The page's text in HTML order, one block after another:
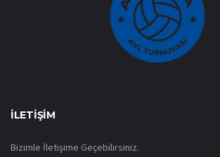
İLETIŞIM
Bizimle İletişime Geçebilirsiniz.